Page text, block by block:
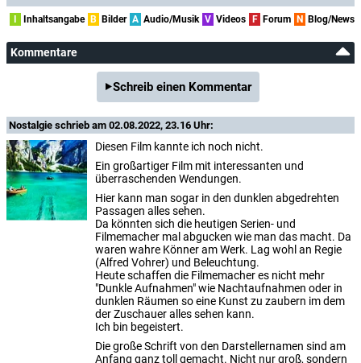
I Inhaltsangabe B Bilder A Audio/Musik V Videos F Forum N Blog/News
Kommentare
Schreib einen Kommentar
Nostalgie schrieb am 02.08.2022, 23.16 Uhr:
Diesen Film kannte ich noch nicht.
Ein großartiger Film mit interessanten und
überraschenden Wendungen.
Hier kann man sogar in den dunklen abgedrehten
Passagen alles sehen.
Da könnten sich die heutigen Serien- und
Filmemacher mal abgucken wie man das macht. Da
waren wahre Könner am Werk. Lag wohl an Regie
(Alfred Vohrer) und Beleuchtung.
Heute schaffen die Filmemacher es nicht mehr
"Dunkle Aufnahmen" wie Nachtaufnahmen oder in
dunklen Räumen so eine Kunst zu zaubern im dem
der Zuschauer alles sehen kann.
Ich bin begeistert.
Die große Schrift von den Darstellernamen sind am
Anfang ganz toll gemacht. Nicht nur groß, sondern